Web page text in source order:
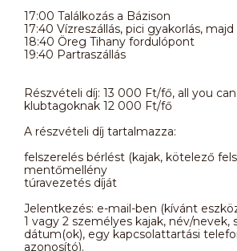
17:00 Találkozás a Bázison
17:40 Vízreszállás, pici gyakorlás,
18:40 Öreg Tihany fordulópont
19:40 Partraszállás
Részvételi díj: 13 000 Ft/fő, all you
klubtagoknak 12 000 Ft/fő
A részvételi díj tartalmazza:
felszerelés bérlést (kajak, kötelező
mentőmellény
túravezetés díját
Jelentkezés: e-mail-ben (kívánt
1 vagy 2 személyes kajak, név/nevek,
dátum(ok), egy kapcsolattartási
azonosító).